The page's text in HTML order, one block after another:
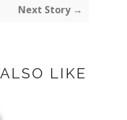
Next Story →
LIKE